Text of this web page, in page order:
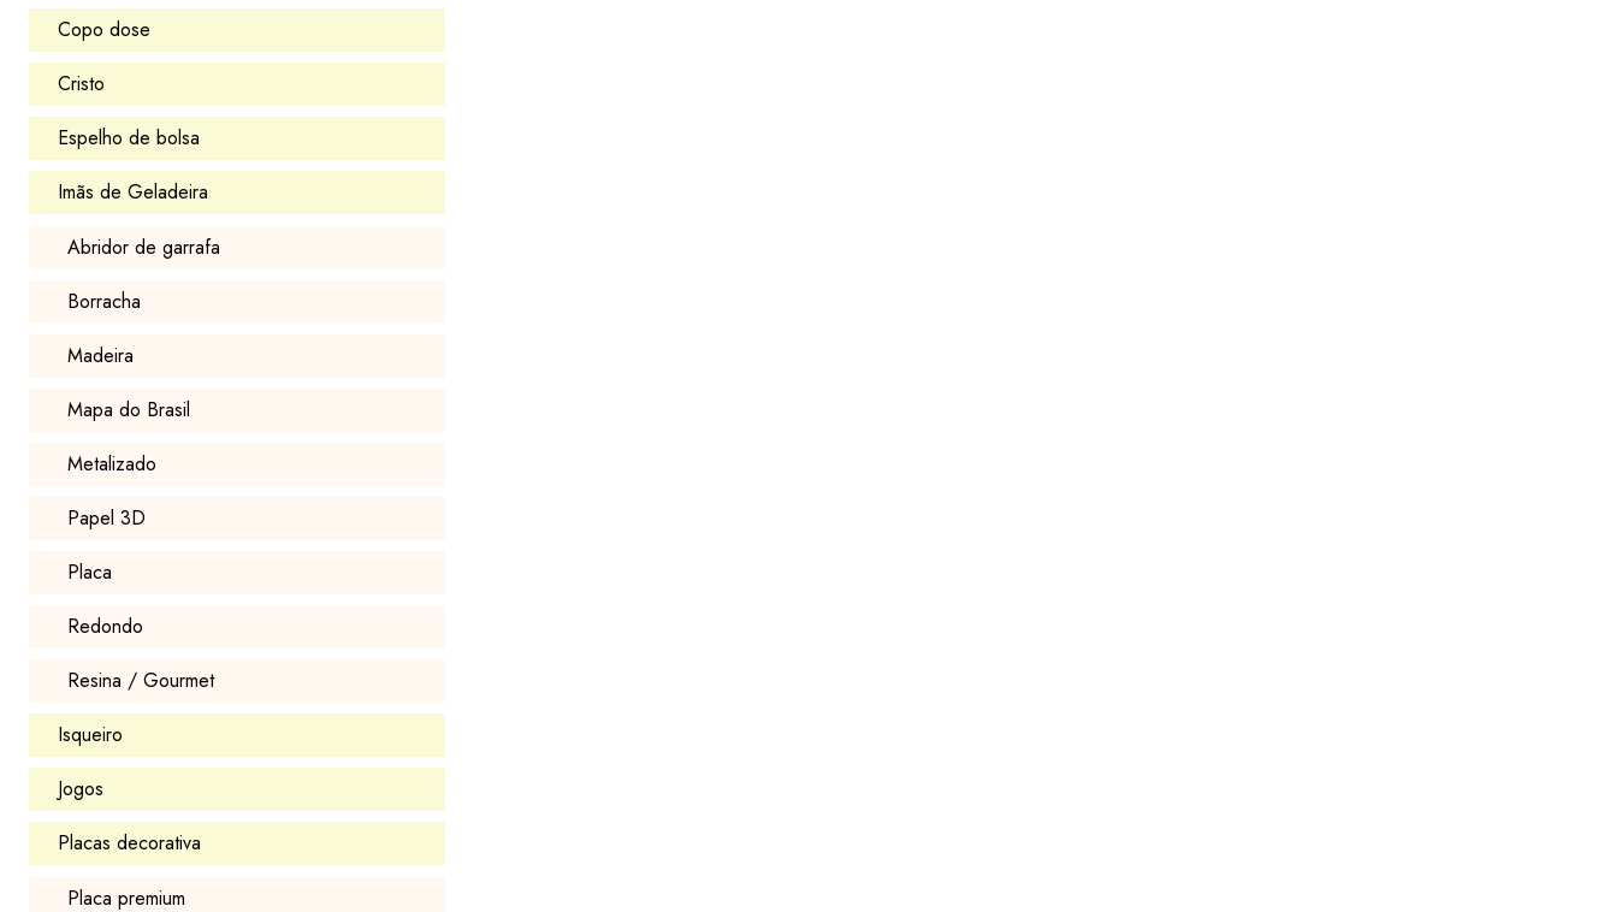
Copo dose
Cristo
Espelho de bolsa
Imãs de Geladeira
Abridor de garrafa
Borracha
Madeira
Mapa do Brasil
Metalizado
Papel 3D
Placa
Redondo
Resina / Gourmet
Isqueiro
Jogos
Placas decorativa
Placa premium